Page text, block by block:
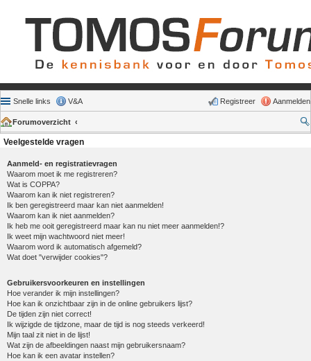
Snelle links V&A Aanmelden
Registreer
Forumoverzicht
Veelgestelde vragen
Aanmeld- en registratievragen
Waarom moet ik me registreren?
Wat is COPPA?
Waarom kan ik niet registreren?
Ik ben geregistreerd maar kan niet aanmelden!
Waarom kan ik niet aanmelden?
Ik heb me ooit geregistreerd maar kan nu niet meer aanmelden!?
Ik weet mijn wachtwoord niet meer!
Waarom word ik automatisch afgemeld?
Wat doet "verwijder cookies"?
Gebruikersvoorkeuren en instellingen
Hoe verander ik mijn instellingen?
Hoe kan ik onzichtbaar zijn in de online gebruikers lijst?
De tijden zijn niet correct!
Ik wijzigde de tijdzone, maar de tijd is nog steeds verkeerd!
Mijn taal zit niet in de lijst!
Wat zijn de afbeeldingen naast mijn gebruikersnaam?
Hoe kan ik een avatar instellen?